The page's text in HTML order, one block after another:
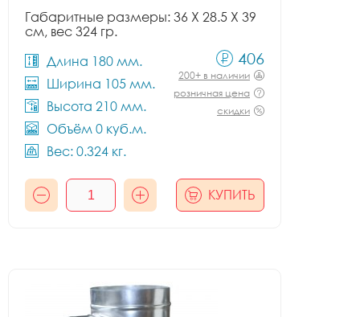
Габаритные размеры: 36 X 28.5 X 39
см, вес 324 гр.
Длина 180 мм.
Ширина 105 мм.
Высота 210 мм.
Объём 0 куб.м.
Вес: 0.324 кг.
406
200+ в наличии
розничная цена
скидки
КУПИТЬ